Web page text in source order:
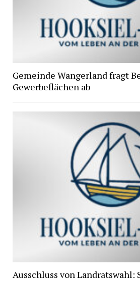
Gemeinde Wangerland fragt
Gewerbeflächen ab
Ausschluss von Landratswahl: